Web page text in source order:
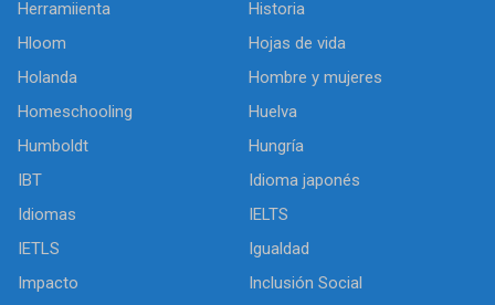
Herramiienta
Historia
Hloom
Hojas de vida
Holanda
Hombre y mujeres
Homeschooling
Huelva
Humboldt
Hungría
IBT
Idioma japonés
Idiomas
IELTS
IETLS
Igualdad
Impacto
Inclusión Social